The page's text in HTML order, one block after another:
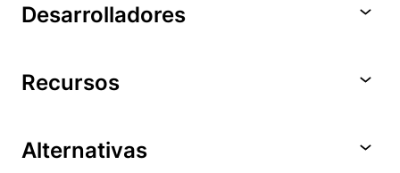
Desarrolladores
Recursos
Alternativas